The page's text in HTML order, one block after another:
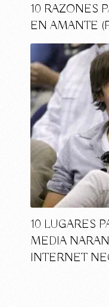
10 RAZONES
EN AMANTE
10 LUGARES
MEDIA
INTERNET